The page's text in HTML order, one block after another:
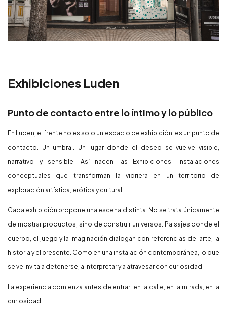
Exhibiciones Luden
Punto de contacto entre lo íntimo y lo público
En Luden, el frente no es solo un espacio de exhibición: es un punto de
contacto. Un umbral. Un lugar donde el deseo se vuelve visible,
narrativo y sensible. Así nacen las Exhibiciones: instalaciones
conceptuales que transforman la vidriera en un territorio de
exploración artística, erótica y cultural.
Cada exhibición propone una escena distinta. No se trata únicamente
de mostrar productos, sino de construir universos. Paisajes donde el
cuerpo, el juego y la imaginación dialogan con referencias del arte, la
historia y el presente. Como en una instalación contemporánea, lo que
se ve invita a detenerse, a interpretar y a atravesar con curiosidad.
La experiencia comienza antes de entrar: en la calle, en la mirada, en la
curiosidad.